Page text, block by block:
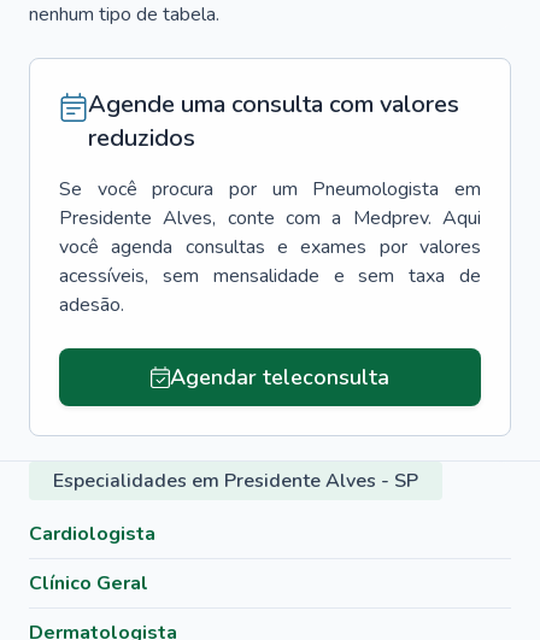
nenhum tipo de tabela.
Agende uma consulta com valores
reduzidos
Se você procura por um Pneumologista
em
Presidente Alves, conte com a Medprev. Aqui
você agenda consultas e exames por valores
acessíveis, sem mensalidade e sem taxa de
adesão.
Agendar teleconsulta
Especialidades em Presidente Alves - SP
Cardiologista
Clínico Geral
Dermatologista